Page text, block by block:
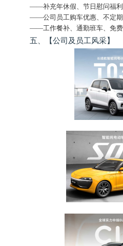
——补充年休假、节日慰问福
——公司员工购车优惠、不定期
——工作餐补、通勤班车、免费
五、【公司及员工风采】